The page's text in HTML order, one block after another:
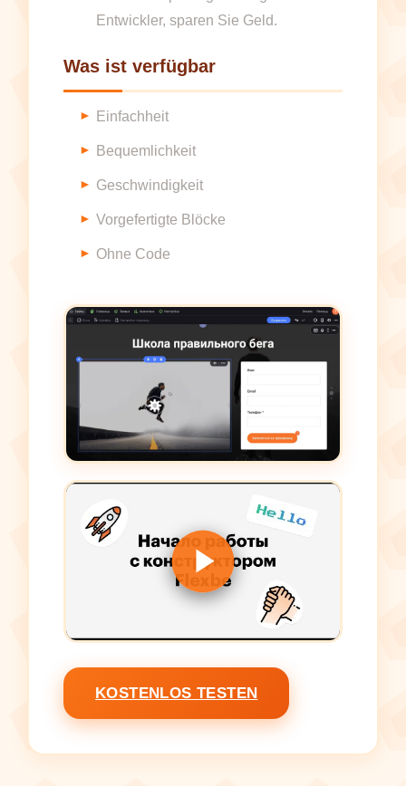
Entwickler, sparen Sie Geld.
Was ist verfügbar
Einfachheit
Bequemlichkeit
Geschwindigkeit
Vorgefertigte Blöcke
Ohne Code
KOSTENLOS TESTEN